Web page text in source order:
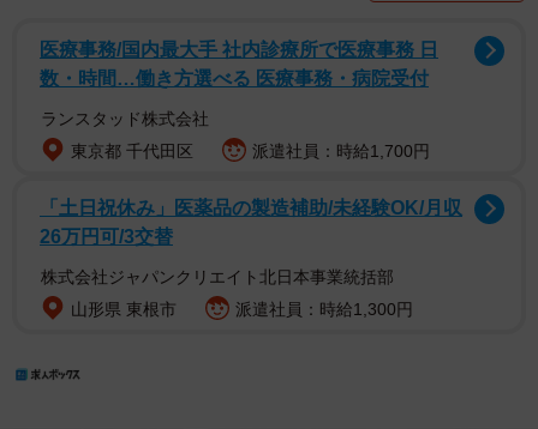
医療事務/国内最大手 社内診療所で医療事務 日
数・時間…働き方選べる 医療事務・病院受付
ランスタッド株式会社
東京都 千代田区
派遣社員：時給1,700円
「土日祝休み」医薬品の製造補助/未経験OK/月収
26万円可/3交替
株式会社ジャパンクリエイト北日本事業統括部
山形県 東根市
派遣社員：時給1,300円